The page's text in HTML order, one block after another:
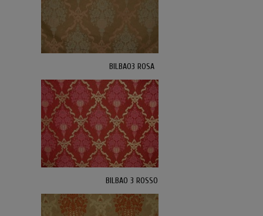
BILBAO3 ROSA
BILBAO 3 ROSSO